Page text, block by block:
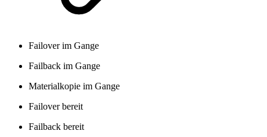
Failover im Gange
Failback im Gange
Materialkopie im Gange
Failover bereit
Failback bereit